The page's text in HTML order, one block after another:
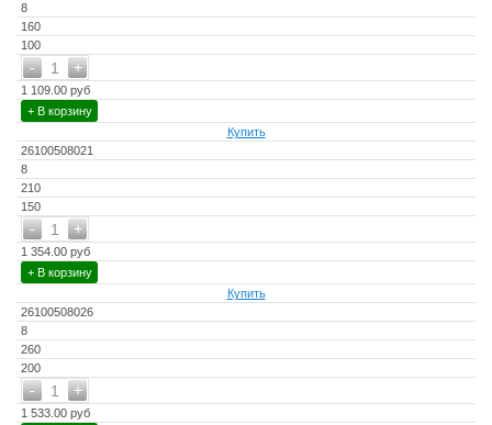
8
160
100
+
- 1
1 109.00 руб
+ В корзину
Купить
26100508021
8
210
150
+
- 1
1 354.00 руб
+ В корзину
Купить
26100508026
8
260
200
+
- 1
1 533.00 руб